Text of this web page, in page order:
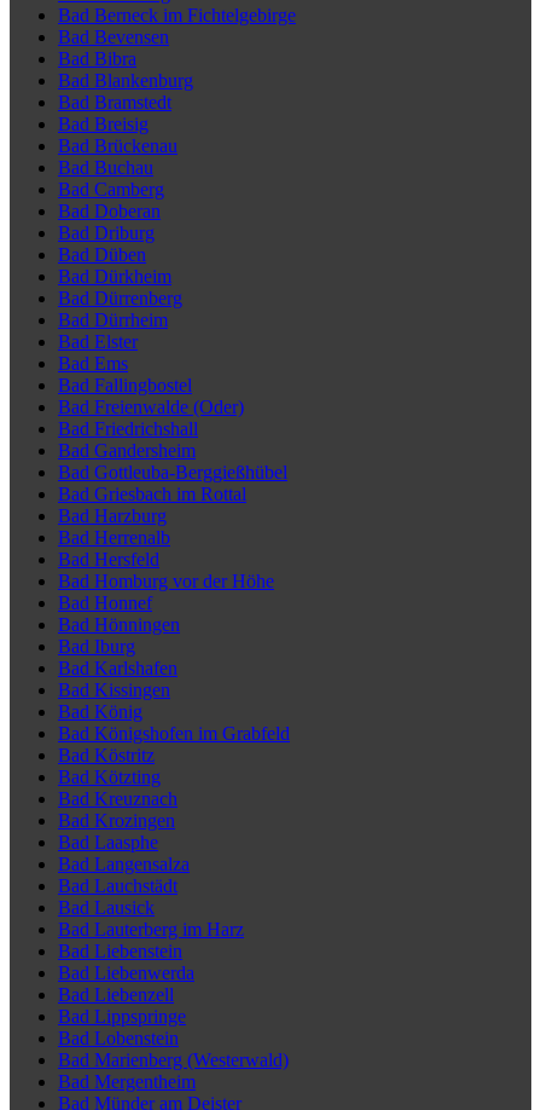
Bad Berneck im Fichtelgebirge
Bad Bevensen
Bad Bibra
Bad Blankenburg
Bad Bramstedt
Bad Breisig
Bad Brückenau
Bad Buchau
Bad Camberg
Bad Doberan
Bad Driburg
Bad Düben
Bad Dürkheim
Bad Dürrenberg
Bad Dürrheim
Bad Elster
Bad Ems
Bad Fallingbostel
Bad Freienwalde (Oder)
Bad Friedrichshall
Bad Gandersheim
Bad Gottleuba-Berggießhübel
Bad Griesbach im Rottal
Bad Harzburg
Bad Herrenalb
Bad Hersfeld
Bad Homburg vor der Höhe
Bad Honnef
Bad Hönningen
Bad Iburg
Bad Karlshafen
Bad Kissingen
Bad König
Bad Königshofen im Grabfeld
Bad Köstritz
Bad Kötzting
Bad Kreuznach
Bad Krozingen
Bad Laasphe
Bad Langensalza
Bad Lauchstädt
Bad Lausick
Bad Lauterberg im Harz
Bad Liebenstein
Bad Liebenwerda
Bad Liebenzell
Bad Lippspringe
Bad Lobenstein
Bad Marienberg (Westerwald)
Bad Mergentheim
Bad Münder am Deister